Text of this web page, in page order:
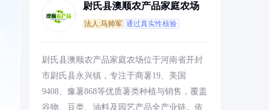
尉氏县澳顺农产品家庭农场
法人:马帅军 通过真实性核验
尉氏县澳顺农产品家庭农场位于河南省开封
市尉氏县永兴镇，专注于商薯19、美国
9408、豫薯868等优质薯类种植与销售，覆盖
谷物、豆类、油料及园艺产品全产业链。依